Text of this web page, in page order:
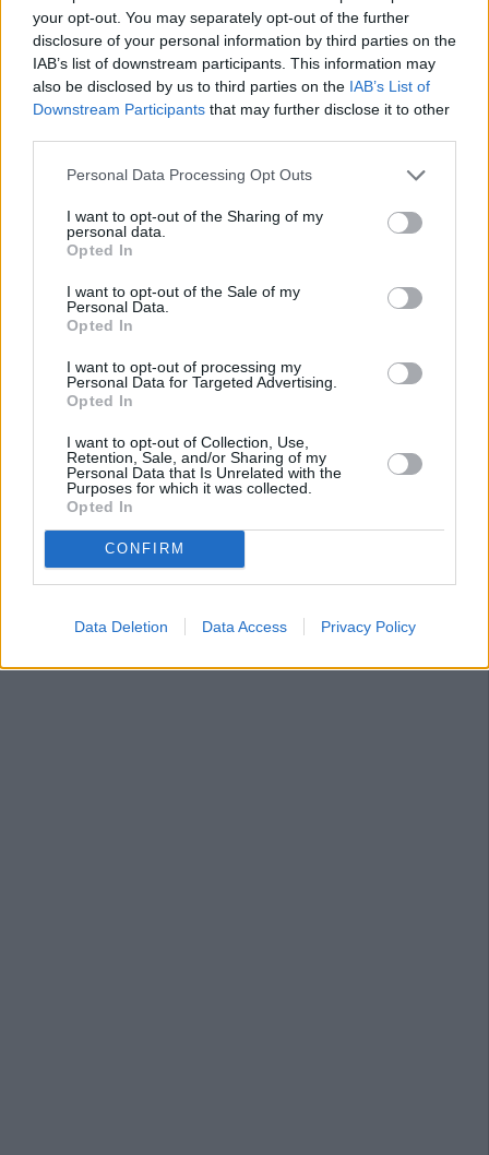
your opt-out. You may separately opt-out of the further
disclosure of your personal information by third parties on the
IAB’s list of downstream participants. This information may
also be disclosed by us to third parties on the IAB’s List of
Downstream Participants that may further disclose it to other
Personal Data Processing Opt Outs
I want to opt-out of the Sharing of my
personal data.
Opted In
I want to opt-out of the Sale of my
Personal Data.
Opted In
I want to opt-out of processing my
Personal Data for Targeted Advertising.
Opted In
I want to opt-out of Collection, Use,
Retention, Sale, and/or Sharing of my
Personal Data that Is Unrelated with the
Purposes for which it was collected.
Opted In
CONFIRM
Data Deletion Data Access Privacy Policy
alimentos no perecederos (1 kilo de azúcar, 1 litro de leche
y potitos) como forma de pago, que se destinarán al Banco
de Alimentos de Linares. Las inscripciones, que marchan a
buen ritmo, podrán ser presenciales, hasta el próximo día
22 de octubre, en la Federación de Asociaciones de
“Vecinos” Himilce, y también online en la página del
Ayuntamiento, www.ciudaddelinares.es.